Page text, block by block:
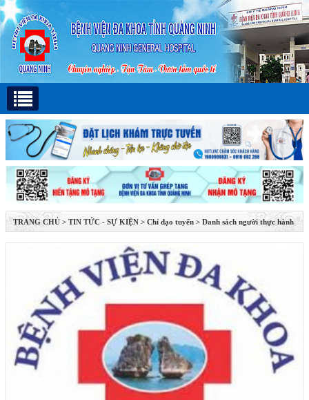
TRANG CHỦ > TIN TỨC - SỰ KIỆN > Chỉ đạo tuyến > Danh sách người thực hành
KCB